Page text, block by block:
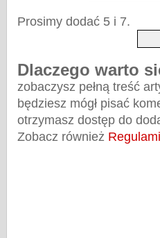
Prosimy dodać 5 i 7.
Dlaczego warto
zobaczysz pełną treść
będziesz mógł pisać
otrzymasz dostęp do
Zobacz również